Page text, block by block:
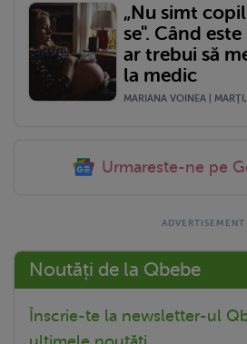
„Nu simt
se". Când
ar trebui să
la medic
MARIANA VOINEA |
Urmareste-ne pe
Noutăți de la Qbebe
Înscrie-te la newsletter-ul